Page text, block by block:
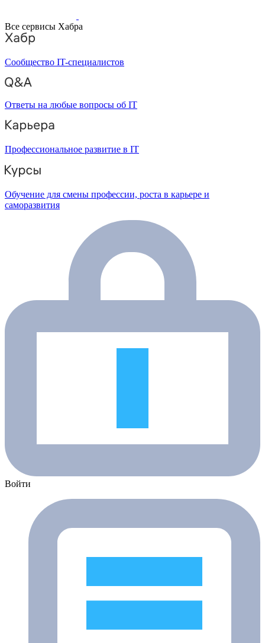
Все сервисы Хабра
Сообщество IT-специалистов
Ответы на любые вопросы об IT
Профессиональное развитие в IT
Обучение для смены профессии, роста в карьере и
саморазвития
Войти